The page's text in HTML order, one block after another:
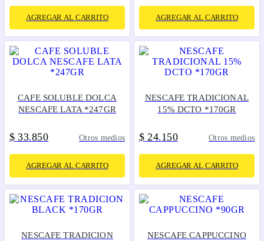
AGREGAR AL CARRITO AGREGAR AL CARRITO
CAFE SOLUBLE DOLCA
NESCAFE LATA *247GR
$ 33.850 Otros medios
AGREGAR AL CARRITO
NESCAFE TRADICIONAL
15% DCTO *170GR
$ 24.150 Otros medios
AGREGAR AL CARRITO
NESCAFE TRADICION
NESCAFE CAPPUCCINO